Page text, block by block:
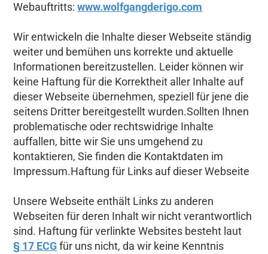
Webauftritts:www.wolfgangderigo.com
Wir entwickeln die Inhalte dieser Webseite ständig
weiter und bemühen uns korrekte und aktuelle
Informationen bereitzustellen. Leider können wir
keine Haftung für die Korrektheit aller Inhalte auf
dieser Webseite übernehmen, speziell für jene die
seitens Dritter bereitgestellt wurden.Sollten Ihnen
problematische oder rechtswidrige Inhalte
auffallen, bitte wir Sie uns umgehend zu
kontaktieren, Sie finden die Kontaktdaten im
Impressum.Haftung für Links auf dieser Webseite
Unsere Webseite enthält Links zu anderen
Webseiten für deren Inhalt wir nicht verantwortlich
sind. Haftung für verlinkte Websites besteht laut
§ 17 ECGfür uns nicht, da wir keine Kenntnis